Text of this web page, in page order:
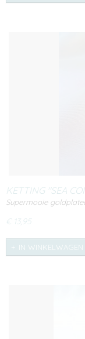
KETTING "SEA
Supermooie
€ 13,95
IN WINKELWAGEN